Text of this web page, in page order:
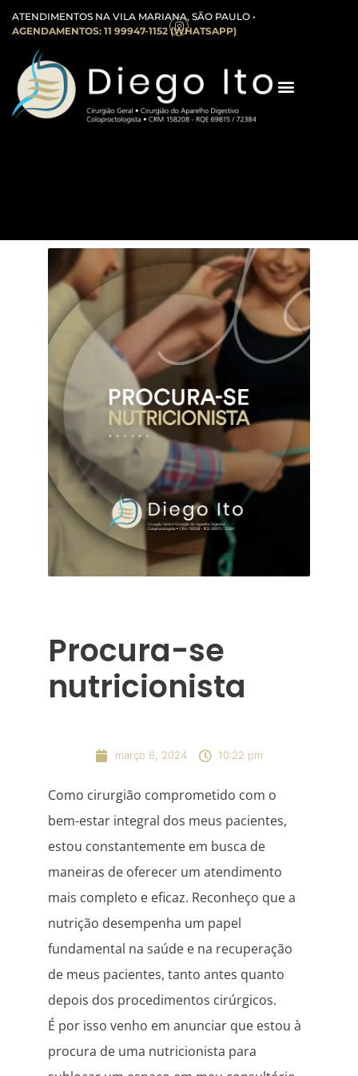
ATENDIMENTOS NA VILA MARIANA, SÃO PAULO •
AGENDAMENTOS: 11 99947-1152 (WHATSAPP)
Procura-se
nutricionista
março 6, 2024 10:22 pm
Como cirurgião comprometido com o
bem-estar integral dos meus pacientes,
estou constantemente em busca de
maneiras de oferecer um atendimento
mais completo e eficaz. Reconheço que a
nutrição desempenha um papel
fundamental na saúde e na recuperação
de meus pacientes, tanto antes quanto
depois dos procedimentos cirúrgicos.
É por isso venho em anunciar que estou à
procura de uma nutricionista para